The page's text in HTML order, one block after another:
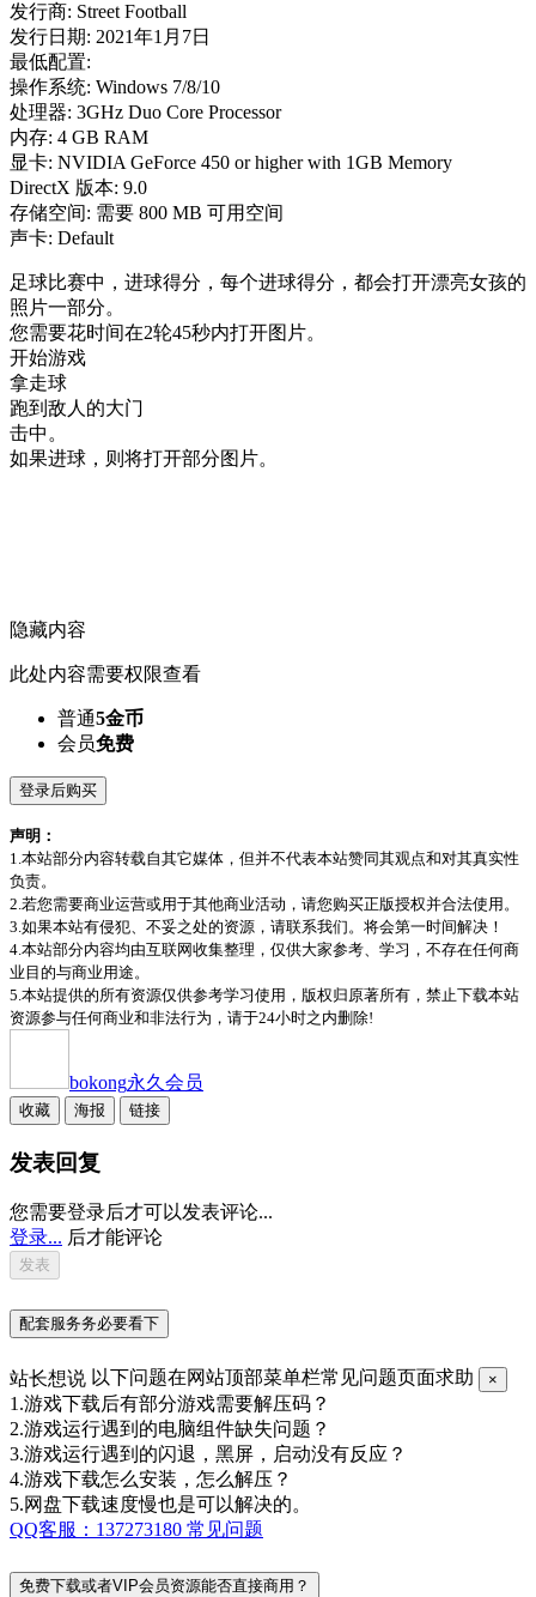
发行商: Street Football
发行日期: 2021年1月7日
最低配置:
操作系统: Windows 7/8/10
处理器: 3GHz Duo Core Processor
内存: 4 GB RAM
显卡: NVIDIA GeForce 450 or higher with 1GB Memory
DirectX 版本: 9.0
存储空间: 需要 800 MB 可用空间
声卡: Default
足球比赛中，进球得分，每个进球得分，都会打开漂亮女孩的
照片一部分。
您需要花时间在2轮45秒内打开图片。
开始游戏
拿走球
跑到敌人的大门
击中。
如果进球，则将打开部分图片。
隐藏内容
此处内容需要权限查看
普通5金币
会员免费
登录后购买
声明：
1.本站部分内容转载自其它媒体，但并不代表本站赞同其观点和对其真实性
负责。
2.若您需要商业运营或用于其他商业活动，请您购买正版授权并合法使用。
3.如果本站有侵犯、不妥之处的资源，请联系我们。将会第一时间解决！
4.本站部分内容均由互联网收集整理，仅供大家参考、学习，不存在任何商
业目的与商业用途。
5.本站提供的所有资源仅供参考学习使用，版权归原著所有，禁止下载本站
资源参与任何商业和非法行为，请于24小时之内删除!
bokong永久会员
收藏 海报 链接
发表回复
您需要登录后才可以发表评论...
登录... 后才能评论
配套服务务必要看下
站长想说 以下问题在网站顶部菜单栏常见问题页面求助 ×
1.游戏下载后有部分游戏需要解压码？
2.游戏运行遇到的电脑组件缺失问题？
3.游戏运行遇到的闪退，黑屏，启动没有反应？
4.游戏下载怎么安装，怎么解压？
5.网盘下载速度慢也是可以解决的。
QQ客服：137273180 常见问题
免费下载或者VIP会员资源能否直接商用？